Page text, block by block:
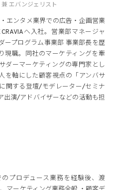
エバンジェリスト
エンタメ業界での広告・企画営業
へ入社。営業部マネージャ
ープログラム事業部 事業部長を歴
現職。同社のマーケティングを牽
ダーマーケティングの専門家とし
を軸にした顧客視点の「アンバサ
関する登壇/モデレーター/セミナ
出演/アドバイザーなどの活動も担
プロデュース業務を経験後、渡